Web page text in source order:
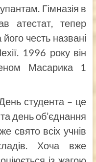
Гімназія в
атестат, тепер
честь названі
1996 року він
Масарика 1
студента – це
день об’єднання
свято всіх учнів
Хоча вже